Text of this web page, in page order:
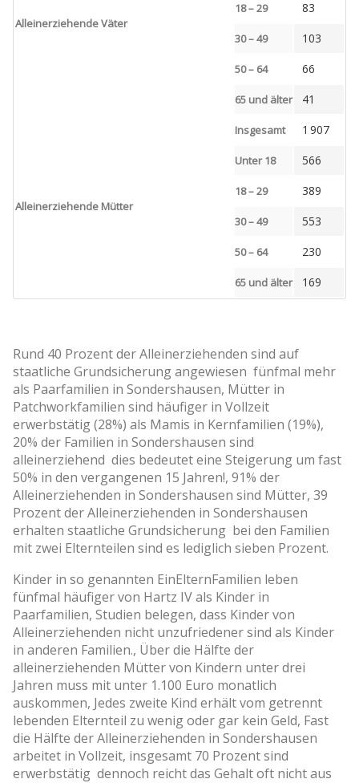
Alleinerziehende Väter
18 – 29 83
30 – 49 103
50 – 64 66
65 und älter 41
Alleinerziehende Mütter
Insgesamt 1 907
Unter 18 566
18 – 29 389
30 – 49 553
50 – 64 230
65 und älter 169
Rund 40 Prozent der Alleinerziehenden sind auf
staatliche Grundsicherung angewiesen ­ fünfmal mehr
als Paarfamilien in Sondershausen, Mütter in
Patchworkfamilien sind häufiger in Vollzeit
erwerbstätig (28%) als Mamis in Kernfamilien (19%),
20% der Familien in Sondershausen sind
alleinerziehend ­ dies bedeutet eine Steigerung um fast
50% in den vergangenen 15 Jahren!, 91% der
Alleinerziehenden in Sondershausen sind Mütter, 39
Prozent der Alleinerziehenden in Sondershausen
erhalten staatliche Grundsicherung ­ bei den Familien
mit zwei Elternteilen sind es lediglich sieben Prozent.
Kinder in so genannten Ein­Eltern­Familien leben
fünfmal häufiger von Hartz IV als Kinder in
Paarfamilien, Studien belegen, dass Kinder von
Alleinerziehenden nicht unzufriedener sind als Kinder
in anderen Familien., Über die Hälfte der
alleinerziehenden Mütter von Kindern unter drei
Jahren muss mit unter 1.100 Euro monatlich
auskommen, Jedes zweite Kind erhält vom getrennt
lebenden Elternteil zu wenig oder gar kein Geld, Fast
die Hälfte der Alleinerziehenden in Sondershausen
arbeitet in Vollzeit, insgesamt 70 Prozent sind
erwerbstätig ­ dennoch reicht das Gehalt oft nicht aus